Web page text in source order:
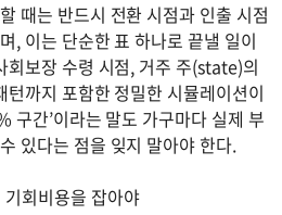
때는 반드시 전환 시점과 인출 시점
, 이는 단순한 표 하나로 끝낼 일이
회보장 수령 시점, 거주 주(state)의
까지 포함한 정밀한 시뮬레이션이
구간’이라는 말도 가구마다 실제 부
있다는 점을 잊지 말아야 한다.
회비용을 잡아야